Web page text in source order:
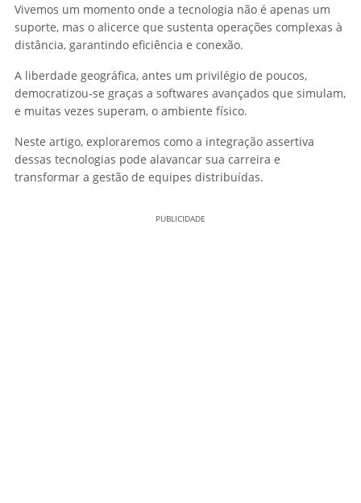
Vivemos um momento onde a tecnologia não é apenas um
suporte, mas o alicerce que sustenta operações complexas à
distância, garantindo eficiência e conexão.
A liberdade geográfica, antes um privilégio de poucos,
democratizou-se graças a softwares avançados que simulam,
e muitas vezes superam, o ambiente físico.
Neste artigo, exploraremos como a integração assertiva
dessas tecnologias pode alavancar sua carreira e
transformar a gestão de equipes distribuídas.
PUBLICIDADE